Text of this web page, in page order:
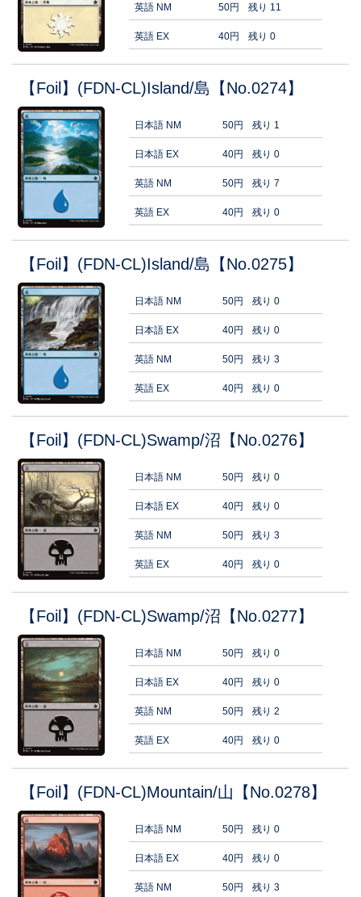
英語 NM 50円 残り 11
英語 EX 40円 残り 0
【Foil】(FDN-CL)Island/島【No.0274】
日本語 NM 50円 残り 1
日本語 EX 40円 残り 0
英語 NM 50円 残り 7
英語 EX 40円 残り 0
【Foil】(FDN-CL)Island/島【No.0275】
日本語 NM 50円 残り 0
日本語 EX 40円 残り 0
英語 NM 50円 残り 3
英語 EX 40円 残り 0
【Foil】(FDN-CL)Swamp/沼【No.0276】
日本語 NM 50円 残り 0
日本語 EX 40円 残り 0
英語 NM 50円 残り 3
英語 EX 40円 残り 0
【Foil】(FDN-CL)Swamp/沼【No.0277】
日本語 NM 50円 残り 0
日本語 EX 40円 残り 0
英語 NM 50円 残り 2
英語 EX 40円 残り 0
【Foil】(FDN-CL)Mountain/山【No.0278】
日本語 NM 50円 残り 0
日本語 EX 40円 残り 0
英語 NM 50円 残り 3